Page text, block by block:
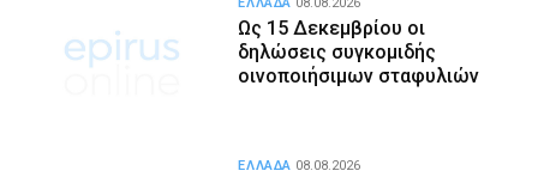
Ως 15 Δεκεμβρίου οι
δηλώσεις συγκομιδής
οινοποιήσιμων σταφυλιών
ΕΛΛΑΔΑ 08.08.2026
ΕΛΛΑΔΑ 08.08.2026